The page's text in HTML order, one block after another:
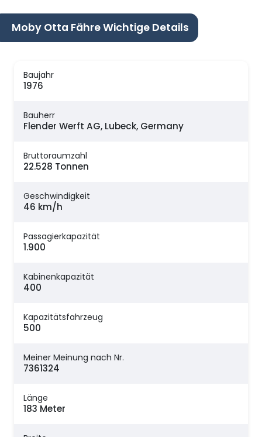
Moby Otta Fähre Wichtige Details
Baujahr
1976
Bauherr
Flender Werft AG, Lubeck, Germany
Bruttoraumzahl
22.528 Tonnen
Geschwindigkeit
46 km/h
Passagierkapazität
1.900
Kabinenkapazität
400
Kapazitätsfahrzeug
500
Meiner Meinung nach Nr.
7361324
Länge
183 Meter